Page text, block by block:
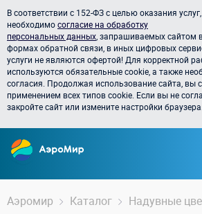
В соответствии с 152-ФЗ с целью оказания услуг,
необходимосогласие на обработку
персональных данных , запрашиваемых сайтом
формах обратной связи, в иных цифровых
услуги не являются офертой! Для корректной
используются обязательные cookie, а также
согласия. Продолжая использование сайта, вы
применением всех типов cookie. Если вы не
закройте сайт или измените настройки браузера.
Аэромир Каталог Надувные